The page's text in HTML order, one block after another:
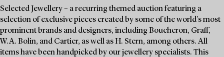
Selected Jewellery – a recurring themed auction featuring a
selection of exclusive pieces created by some of the world's most
prominent brands and designers, including Boucheron, Graff,
W.A. Bolin, and Cartier, as well as H. Stern, among others. All
items have been handpicked by our jewellery specialists. This